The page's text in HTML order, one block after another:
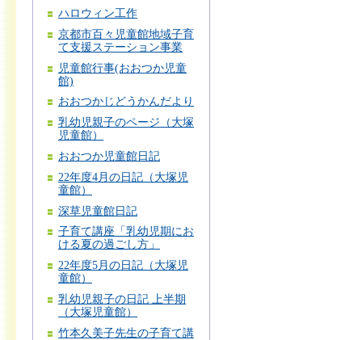
ハロウィン工作
京都市百々児童館地域子育
て支援ステーション事業
児童館行事(おおつか児童
館)
おおつかじどうかんだより
乳幼児親子のページ（大塚
児童館）
おおつか児童館日記
22年度4月の日記（大塚児
童館）
深草児童館日記
子育て講座「乳幼児期にお
ける夏の過ごし方」
22年度5月の日記（大塚児
童館）
乳幼児親子の日記 上半期
（大塚児童館）
竹本久美子先生の子育て講